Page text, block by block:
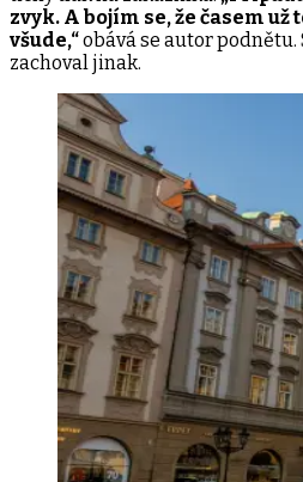
zvyk. A bojím se, že časem
všude,“obává se autor podnětu.
zachoval jinak.